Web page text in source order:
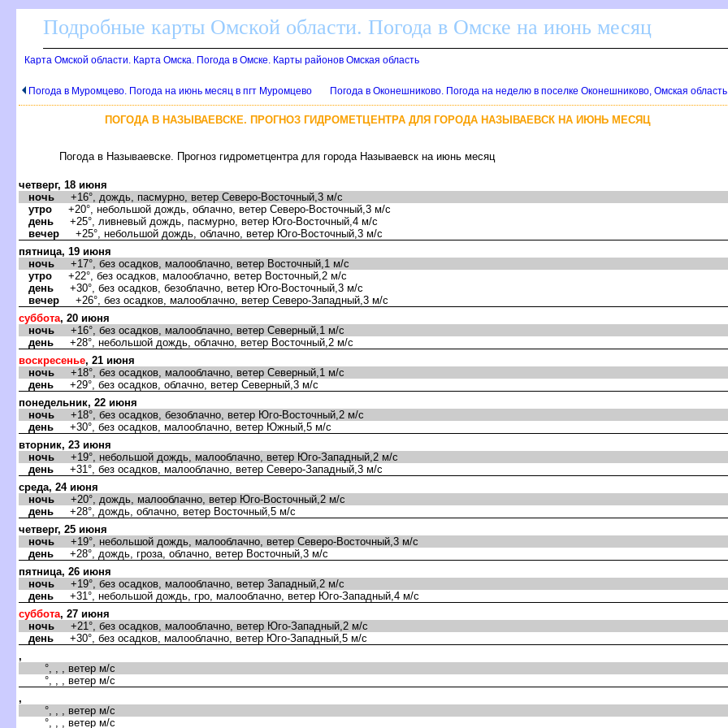
Подробные карты Омской области. Погода в Омске на июнь месяц
Карта Омской области. Карта Омска. Погода в Омске. Карты районов Омская область
Погода в Муромцево. Погода на июнь месяц в пгт Муромцево Погода в Оконешниково. Погода на неделю в поселке Оконешниково, Омская область
ПОГОДА В НАЗЫВАЕВСКЕ. ПРОГНОЗ ГИДРОМЕТЦЕНТРА ДЛЯ ГОРОДА НАЗЫВАЕВСК НА ИЮНЬ МЕСЯЦ
Погода в Называевске. Прогноз гидрометцентра для города Называевск на июнь месяц
четверг, 18 июня
ночь +16°, дождь, пасмурно, ветер Северо-Восточный,3 м/с
утро +20°, небольшой дождь, облачно, ветер Северо-Восточный,3 м/с
день +25°, ливневый дождь, пасмурно, ветер Юго-Восточный,4 м/с
ечер +25°, небольшой дождь, облачно, ветер Юго-Восточный,3 м/с
пятница, 19 июня
ночь +17°, без осадков, малооблачно, ветер Восточный,1 м/с
утро +22°, без осадков, малооблачно, ветер Восточный,2 м/с
день +30°, без осадков, безоблачно, ветер Юго-Восточный,3 м/с
ечер +26°, без осадков, малооблачно, ветер Северо-Западный,3 м/с
суббота, 20 июня
ночь +16°, без осадков, малооблачно, ветер Северный,1 м/с
день +28°, небольшой дождь, облачно, ветер Восточный,2 м/с
оскресенье, 21 июня
ночь +18°, без осадков, малооблачно, ветер Северный,1 м/с
день +29°, без осадков, облачно, ветер Северный,3 м/с
понедельник, 22 июня
ночь +18°, без осадков, безоблачно, ветер Юго-Восточный,2 м/с
день +30°, без осадков, малооблачно, ветер Южный,5 м/с
торник, 23 июня
ночь +19°, небольшой дождь, малооблачно, ветер Юго-Западный,2 м/с
день +31°, без осадков, малооблачно, ветер Северо-Западный,3 м/с
среда, 24 июня
ночь +20°, дождь, малооблачно, ветер Юго-Восточный,2 м/с
день +28°, дождь, облачно, ветер Восточный,5 м/с
четверг, 25 июня
ночь +19°, небольшой дождь, малооблачно, ветер Северо-Восточный,3 м/с
день +28°, дождь, гроза, облачно, ветер Восточный,3 м/с
пятница, 26 июня
ночь +19°, без осадков, малооблачно, ветер Западный,2 м/с
день +31°, небольшой дождь, гро, малооблачно, ветер Юго-Западный,4 м/с
суббота, 27 июня
ночь +21°, без осадков, малооблачно, ветер Юго-Западный,2 м/с
день +30°, без осадков, малооблачно, ветер Юго-Западный,5 м/с
,
°, , , ветер м/с
°, , , ветер м/с
,
°, , , ветер м/с
°, , , ветер м/с